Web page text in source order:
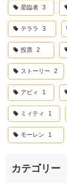
星臨者 3
テララ 3
投票 2
ストーリー 2
アビィ 1
ミィティ 1
モーレン 1
カテゴリー